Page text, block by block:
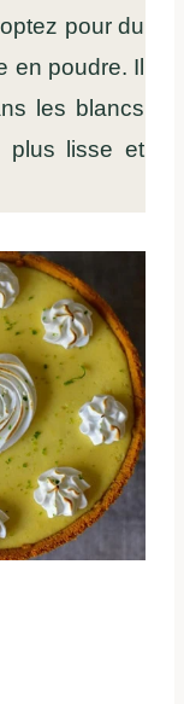
pour du
en poudre. Il
les blancs
plus lisse et